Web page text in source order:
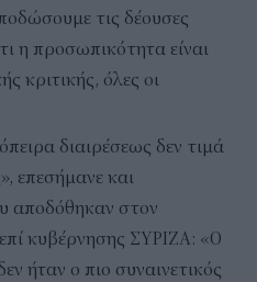
τις δέουσες
η προσωπικότητα είναι
κριτικής, όλες οι
διαιρέσεως δεν τιμά
επεσήμανε και
αποδόθηκαν στον
κυβέρνησης ΣΥΡΙΖΑ: «Ο
ήταν ο πιο συναινετικός